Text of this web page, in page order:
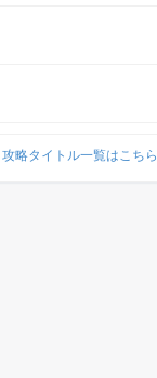
略タイトル一覧はこちら